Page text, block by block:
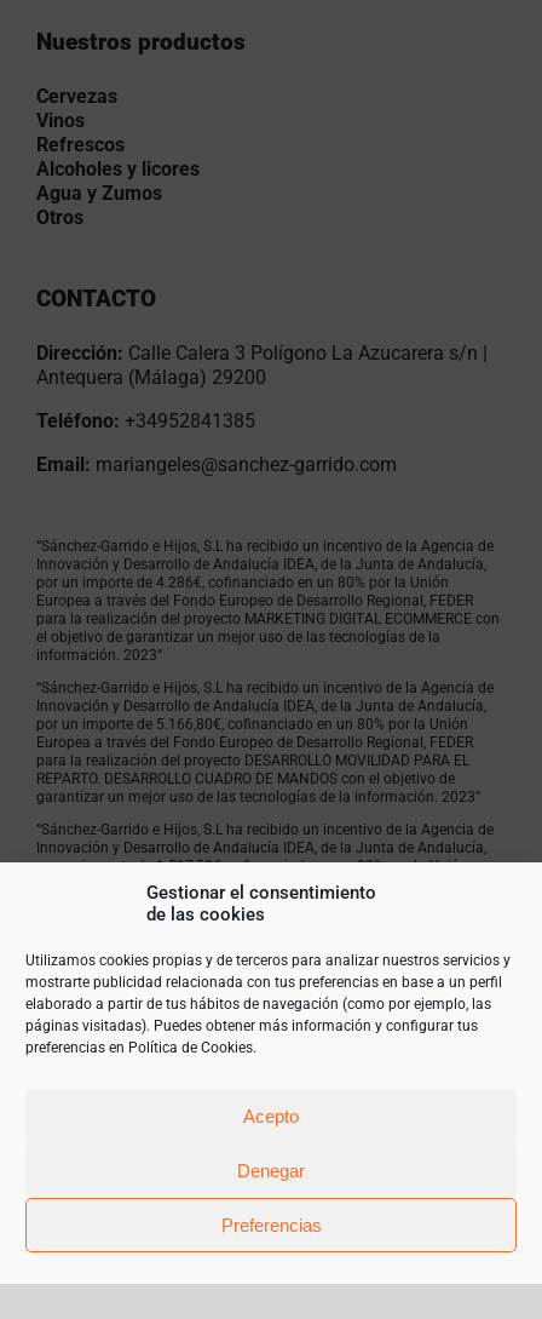
Gestionar el consentimiento
de las cookies
Utilizamos cookies propias y de terceros para analizar nuestros servicios y
mostrarte publicidad relacionada con tus preferencias en base a un perfil
elaborado a partir de tus hábitos de navegación (como por ejemplo, las
páginas visitadas). Puedes obtener más información y configurar tus
preferencias en Política de Cookies.
Acepto
Denegar
Preferencias
Nuestros productos
Cervezas
Vinos
Refrescos
Alcoholes y licores
Agua y Zumos
Otros
CONTACTO
Dirección: Calle Calera 3 Polígono La Azucarera s/n |
Antequera (Málaga) 29200
Teléfono: +34952841385
Email: mariangeles@sanchez-garrido.com
“Sánchez-Garrido e Hijos, S.L ha recibido un incentivo de la Agencia de
Innovación y Desarrollo de Andalucía IDEA, de la Junta de Andalucía,
por un importe de 4.286€, cofinanciado en un 80% por la Unión
Europea a través del Fondo Europeo de Desarrollo Regional, FEDER
para la realización del proyecto MARKETING DIGITAL ECOMMERCE con
el objetivo de garantizar un mejor uso de las tecnologías de la
información. 2023”
“Sánchez-Garrido e Hijos, S.L ha recibido un incentivo de la Agencia de
Innovación y Desarrollo de Andalucía IDEA, de la Junta de Andalucía,
por un importe de 5.166,80€, cofinanciado en un 80% por la Unión
Europea a través del Fondo Europeo de Desarrollo Regional, FEDER
para la realización del proyecto DESARROLLO MOVILIDAD PARA EL
REPARTO. DESARROLLO CUADRO DE MANDOS con el objetivo de
garantizar un mejor uso de las tecnologías de la información. 2023”
“Sánchez-Garrido e Hijos, S.L ha recibido un incentivo de la Agencia de
Innovación y Desarrollo de Andalucía IDEA, de la Junta de Andalucía,
por un importe de 1.517,50€, cofinanciado en un 80% por la Unión
Europea a través del Fondo Europeo de Desarrollo Regional, FEDER
para la realización del proyecto POTENCIACIÓN Y MEJORA
ECOMMERCE. NUEVO SERVIDOR Y OPTIMIZACIÓN ALMACENAJE con el
información. 2023”
Contacto|Proveedores|Productos|Política de privacidad|